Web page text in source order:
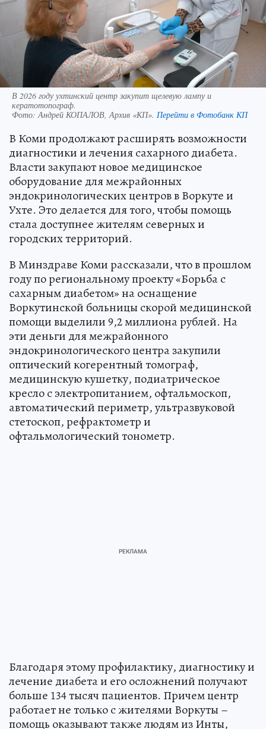
В 2026 году ухтинский центр закупит щелевую лампу и
кератотопограф.
Фото: Андрей КОПАЛОВ, Архив «КП». Перейти в Фотобанк КП
В Коми продолжают расширять возможности
диагностики и лечения сахарного диабета.
Власти закупают новое медицинское
оборудование для межрайонных
эндокринологических центров в Воркуте и
Ухте. Это делается для того, чтобы помощь
стала доступнее жителям северных и
городских территорий.
В Минздраве Коми рассказали, что в прошлом
году по региональному проекту «Борьба с
сахарным диабетом» на оснащение
Воркутинской больницы скорой медицинской
помощи выделили 9,2 миллиона рублей. На
эти деньги для межрайонного
эндокринологического центра закупили
оптический когерентный томограф,
медицинскую кушетку, подиатрическое
кресло с электропитанием, офтальмоскоп,
автоматический периметр, ультразвуковой
стетоскоп, рефрактометр и
офтальмологический тонометр.
Благодаря этому профилактику, диагностику и
лечение диабета и его осложнений получают
больше 134 тысяч пациентов. Причем центр
работает не только с жителями Воркуты –
помощь оказывают также людям из Инты,